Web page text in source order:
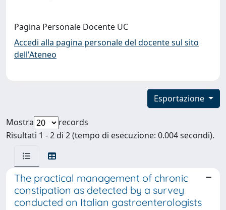
Pagina Personale Docente UC
Accedi alla pagina personale del docente sul sito
dell'Ateneo
Esportazione
Mostra
records
Risultati 1 - 2 di 2 (tempo di esecuzione: 0.004 secondi).
The practical management of chronic
constipation as detected by a survey
conducted on Italian gastroenterologists